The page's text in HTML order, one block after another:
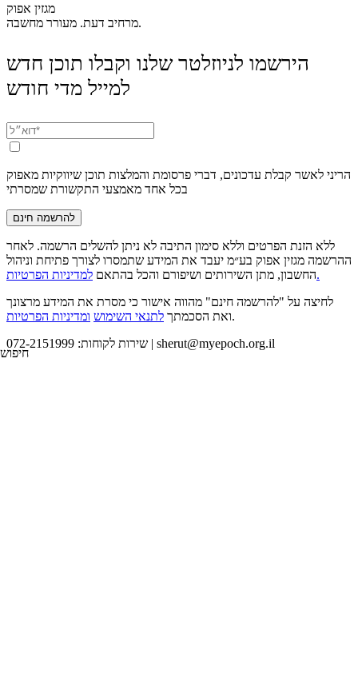
חיפוש
מגזין אפוק
מרחיב דעת. מעורר מחשבה.
הירשמו לניוזלטר שלנו וקבלו תוכן חדש
למייל מדי חודש
הריני לאשר קבלת עדכונים, דברי פרסומת והמלצות תוכן שיווקיות מאפוק
בכל אחד מאמצעי התקשורת שמסרתי
להרשמה חינם
ללא הזנת הפרטים וללא סימון התיבה לא ניתן להשלים הרשמה. לאחר
ההרשמה מגזין אפוק בע״מ יעבד את המידע שתמסרו לצורך פתיחת וניהול
החשבון, מתן השירותים ושיפורם והכל בהתאםלמדיניות הפרטיות.
לחיצה על "להרשמה חינם" מהווה אישור כי מסרת את המידע מרצונך
ואת הסכמתך לתנאי השימוש ומדיניות הפרטיות
.
שירות לקוחות: 072-2151999 | sherut@myepoch.org.il